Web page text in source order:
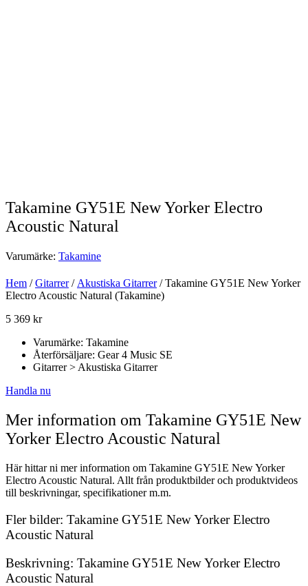
Takamine GY51E New Yorker Electro
Acoustic Natural
Varumärke: Takamine
Hem /Gitarrer/Akustiska Gitarrer/ Takamine GY51E New Yorker
Electro Acoustic Natural (Takamine)
5 369 kr
Varumärke: Takamine
Återförsäljare: Gear 4 Music SE
Gitarrer > Akustiska Gitarrer
Handla nu
Mer information om Takamine GY51E New
Yorker Electro Acoustic Natural
Här hittar ni mer information om Takamine GY51E New Yorker
Electro Acoustic Natural. Allt från produktbilder och produktvideos
till beskrivningar, specifikationer m.m.
Fler bilder: Takamine GY51E New Yorker Electro
Acoustic Natural
Beskrivning: Takamine GY51E New Yorker Electro
Acoustic Natural